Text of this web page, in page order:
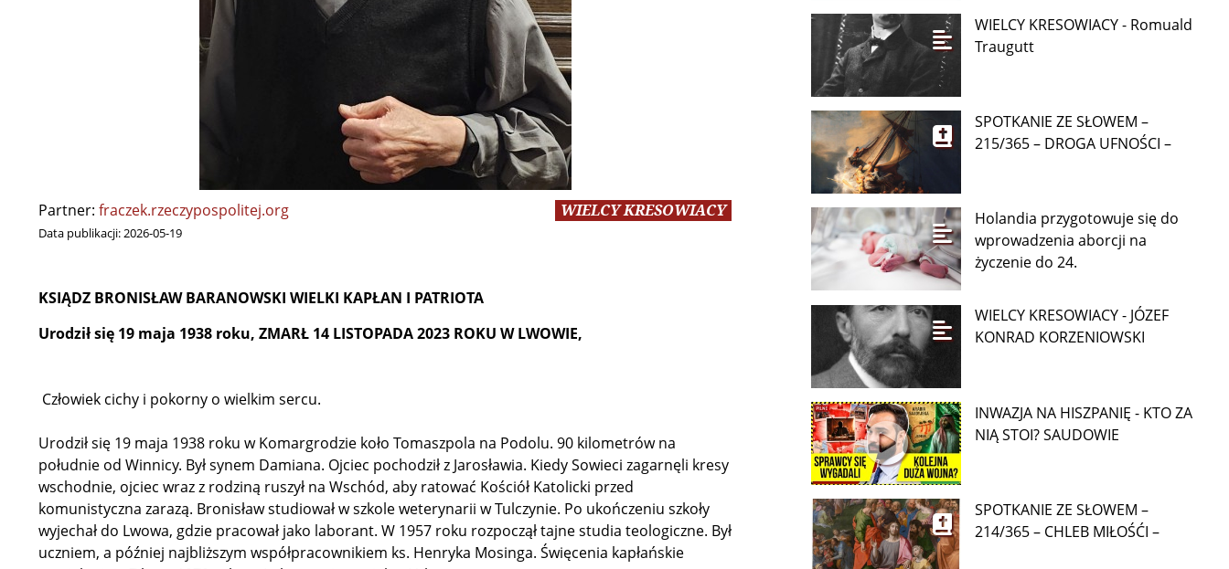
Partner: fraczek.rzeczypospolitej.org
Data publikacji:2026-05-19
WIELCY KRESOWIACY
KSIĄDZ BRONISŁAW BARANOWSKI WIELKI KAPŁAN I PATRIOTA
Urodził się 19 maja 1938 roku, ZMARŁ 14 LISTOPADA 2023 ROKU W LWOWIE,
Człowiek cichy i pokorny o wielkim sercu.
Urodził się 19 maja 1938 roku w Komargrodzie koło Tomaszpola na Podolu. 90 kilometrów na
południe od Winnicy. Był synem Damiana. Ojciec pochodził z Jarosławia. Kiedy Sowieci zagarnęli kresy
wschodnie, ojciec wraz z rodziną ruszył na Wschód, aby ratować Kościół Katolicki przed
komunistyczna zarazą. Bronisław studiował w szkole weterynarii w Tulczynie. Po ukończeniu szkoły
wyjechał do Lwowa, gdzie pracował jako laborant. W 1957 roku rozpoczął tajne studia teologiczne. Był
uczniem, a później najbliższym współpracownikiem ks. Henryka Mosinga. Święcenia kapłańskie
WIELCY KRESOWIACY - Romuald
Traugutt
SPOTKANIE ZE SŁOWEM –
215/365 – DROGA UFNOŚCI –
Holandia przygotowuje się do
wprowadzenia aborcji na
życzenie do 24.
WIELCY KRESOWIACY - JÓZEF
KONRAD KORZENIOWSKI
INWAZJA NA HISZPANIĘ - KTO ZA
NIĄ STOI? SAUDOWIE
SPOTKANIE ZE SŁOWEM –
214/365 – CHLEB MIŁOŚĆI –